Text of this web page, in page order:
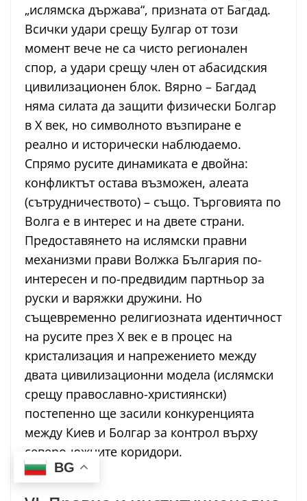
„ислямска държава“, призната от Багдад.
Всички удари срещу Булгар от този
момент вече не са чисто регионален
спор, а удари срещу член от абасидския
цивилизационен блок. Вярно – Багдад
няма силата да защити физически Болгар
в X век, но символното възпиране е
реално и исторически наблюдаемо.
Спрямо русите динамиката е двойна:
конфликтът остава възможен, алеата
(сътрудничеството) – също. Търговията по
Волга е в интерес и на двете страни.
Предоставянето на ислямски правни
механизми прави Волжка България по-
интересен и по-предвидим партньор за
руски и варяжки дружини. Но
същевременно религиозната идентичност
на русите през X век е в процес на
кристализация и напрежението между
двата цивилизационни модела (ислямски
срещу православно-християнски)
постепенно ще засили конкуренцията
между Киев и Болгар за контрол върху
северо-южните коридори.
BG